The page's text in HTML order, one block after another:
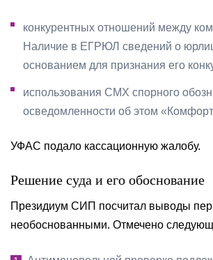
конкурентных отношений между
Наличие в ЕГРЮЛ сведений о
основанием для признания его
использования СМХ спорного
осведомленности об этом
УФАС подало кассационную жалобу.
Решение суда и его обоснование
Президиум СИП посчитал выводы
необоснованными. Отмечено